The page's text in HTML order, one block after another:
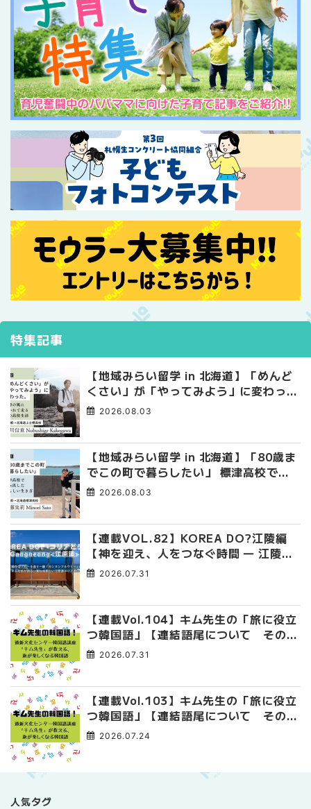
特集記事
【地域みらい留学 in 北海道】「めんど
くさい」が「やってみよう」に変わっ
た。 十勝の風に吹かれて走る、僕の泥
2026.08.03
【地域みらい留学 in 北海道】「80歳ま
でこの町で暮らしたい」 標津高校で踏
み出した、私らしい生き方
2026.08.03
【連載VOL.82】KOREA DO?江陵編
【神を迎え、人をつなぐ時間 ― 江陵端
午祭 】
2026.07.31
【連載Vol.104】キム先生の「旅に役立
つ韓国語」【連結語尾について その
4】2026.07.31
【連載Vol.103】キム先生の「旅に役立
つ韓国語」【連結語尾について その
3】2026.07.24
人気タグ